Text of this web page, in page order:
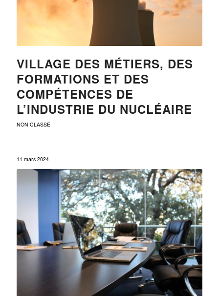
VILLAGE DES MÉTIERS, DES
FORMATIONS ET DES
COMPÉTENCES DE
L’INDUSTRIE DU NUCLÉAIRE
NON CLASSÉ
11 mars 2024